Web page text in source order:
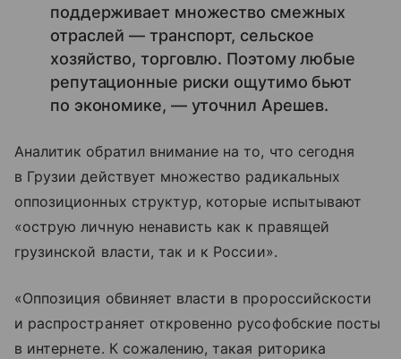
поддерживает множество смежных
отраслей — транспорт, сельское
хозяйство, торговлю. Поэтому любые
репутационные риски ощутимо бьют
по экономике, — уточнил Арешев.
Аналитик обратил внимание на то, что сегодня
в Грузии действует множество радикальных
оппозиционных структур, которые испытывают
«острую личную ненависть как к правящей
грузинской власти, так и к России».
«Оппозиция обвиняет власти в пророссийскости
и распространяет откровенно русофобские посты
в интернете. К сожалению, такая риторика